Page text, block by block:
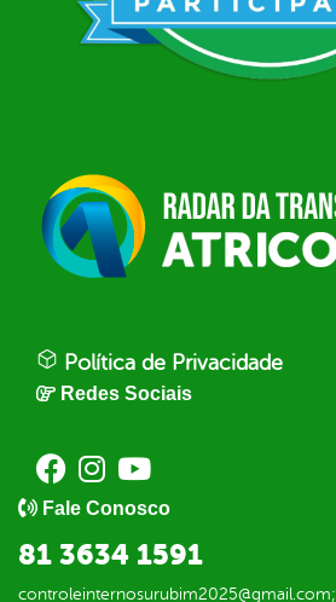
Política de Privacidade
Redes Sociais
Fale Conosco
81 3634 1591
controleinternosurubim2025@gmail.com;